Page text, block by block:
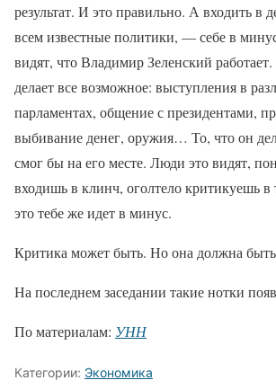
результат. И это правильно. А входить в
всем известные политики, — себе в
видят, что Владимир Зеленский
делает все возможное: выступления в
парламентах, общение с президентами,
выбивание денег, оружия… То, что он
смог бы на его месте. Люди это видят,
входишь в клинч, оголтело критикуешь в
это тебе же идет в минус.
Критика может быть. Но она должна
На последнем заседании такие нотки
По материалам: УНН
Категории: Экономика